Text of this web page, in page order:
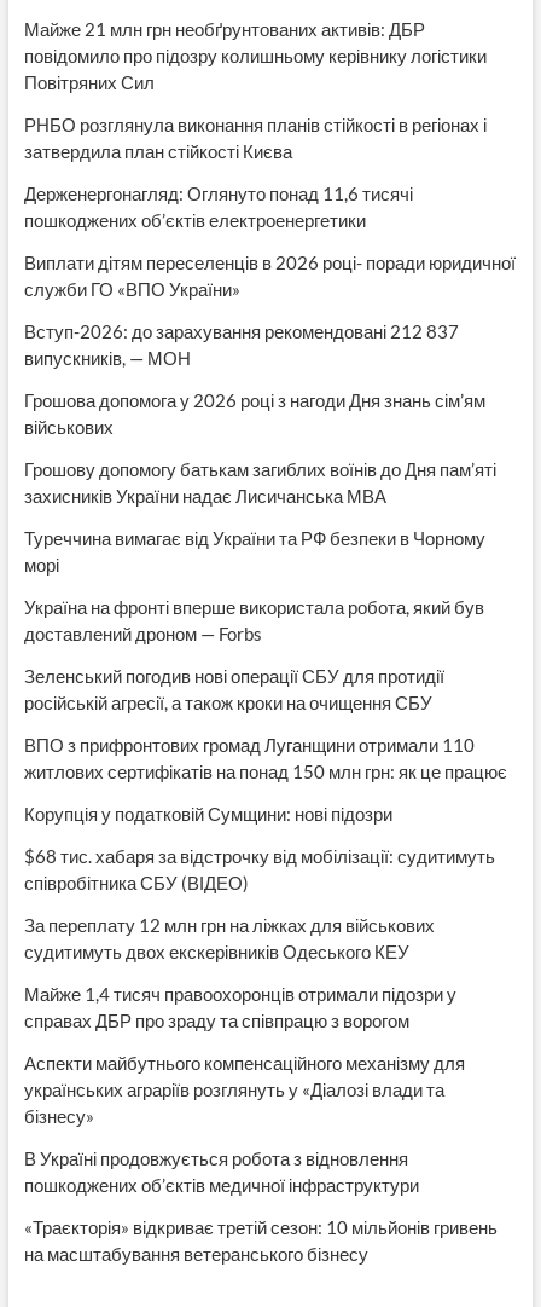
Майже 21 млн грн необґрунтованих активів: ДБР
повідомило про підозру колишньому керівнику логістики
Повітряних Сил
РНБО розглянула виконання планів стійкості в регіонах і
затвердила план стійкості Києва
Держенергонагляд: Оглянуто понад 11,6 тисячі
пошкоджених об’єктів електроенергетики
Виплати дітям переселенців в 2026 році- поради юридичної
служби ГО «ВПО України»
Вступ-2026: до зарахування рекомендовані 212 837
випускників, — МОН
Грошова допомога у 2026 році з нагоди Дня знань сім’ям
військових
Грошову допомогу батькам загиблих воїнів до Дня пам’яті
захисників України надає Лисичанська МВА
Туреччина вимагає від України та РФ безпеки в Чорному
морі
Україна на фронті вперше використала робота, який був
доставлений дроном — Forbs
Зеленський погодив нові операції СБУ для протидії
російській агресії, а також кроки на очищення СБУ
ВПО з прифронтових громад Луганщини отримали 110
житлових сертифікатів на понад 150 млн грн: як це працює
Корупція у податковій Сумщини: нові підозри
$68 тис. хабаря за відстрочку від мобілізації: судитимуть
співробітника СБУ (ВІДЕО)
За переплату 12 млн грн на ліжках для військових
судитимуть двох екскерівників Одеського КЕУ
Майже 1,4 тисяч правоохоронців отримали підозри у
справах ДБР про зраду та співпрацю з ворогом
Аспекти майбутнього компенсаційного механізму для
українських аграріїв розглянуть у «Діалозі влади та
бізнесу»
В Україні продовжується робота з відновлення
пошкоджених об’єктів медичної інфраструктури
«Траєкторія» відкриває третій сезон: 10 мільйонів гривень
на масштабування ветеранського бізнесу